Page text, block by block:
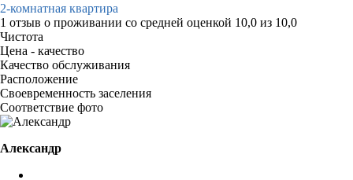
2-комнатная квартира
1 отзыв о проживании со средней оценкой 10,0 из 10,0
Чистота
Цена - качество
Качество обслуживания
Расположение
Своевременность заселения
Соответствие фото
Александр